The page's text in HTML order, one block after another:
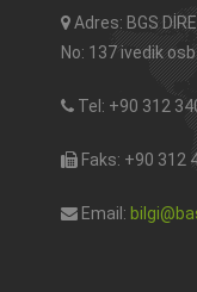
Adres: BGS
No: 137 ivedik
Tel: +90 312
Faks: +90 312
Email: